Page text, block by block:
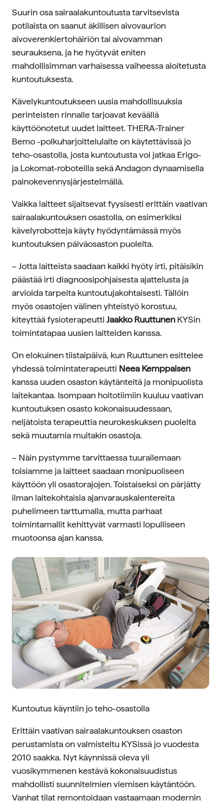
Suurin osa sairaalakuntoutusta tarvitsevista
potilaista on saanut äkillisen aivovaurion
aivoverenkiertohäiriön tai aivovamman
seurauksena, ja he hyötyvät eniten
mahdollisimman varhaisessa vaiheessa aloitetusta
kuntoutuksesta.
Kävelykuntoutukseen uusia mahdollisuuksia
perinteisten rinnalle tarjoavat keväällä
käyttöönotetut uudet laitteet. THERA-Trainer
Bemo -polkuharjoittelulaite on käytettävissä jo
teho-osastolla, josta kuntoutusta voi jatkaa Erigo-
ja Lokomat-roboteilla sekä Andagon dynaamisella
painokevennysjärjestelmällä.
Vaikka laitteet sijaitsevat fyysisesti erittäin vaativan
sairaalakuntouksen osastolla, on esimerkiksi
kävelyrobotteja käyty hyödyntämässä myös
kuntoutuksen päiväosaston puolelta.
– Jotta laitteista saadaan kaikki hyöty irti, pitäisikin
päästää irti diagnoosipohjaisesta ajattelusta ja
arvioida tarpeita kuntoutujakohtaisesti. Tällöin
myös osastojen välinen yhteistyö korostuu,
kiteyttää fysioterapeutti Jaakko Ruuttunen KYSin
toimintatapaa uusien laitteiden kanssa.
On elokuinen tiistaipäivä, kun Ruuttunen esittelee
yhdessä toimintaterapeutti Neea Kemppaisen
kanssa uuden osaston käytänteitä ja monipuolista
laitekantaa. Isompaan hoitotiimiin kuuluu vaativan
kuntoutuksen osasto kokonaisuudessaan,
neljätoista terapeuttia neurokeskuksen puolelta
sekä muutamia muitakin osastoja.
– Näin pystymme tarvittaessa tuurailemaan
toisiamme ja laitteet saadaan monipuoliseen
käyttöön yli osastorajojen. Toistaiseksi on pärjätty
ilman laitekohtaisia ajanvarauskalentereita
puhelimeen tarttumalla, mutta parhaat
toimintamallit kehittyvät varmasti lopulliseen
muotoonsa ajan kanssa.
Kuntoutus käyntiin jo teho-osastolla
Erittäin vaativan sairaalakuntouksen osaston
perustamista on valmisteltu KYSissä jo vuodesta
2010 saakka. Nyt käynnissä oleva yli
vuosikymmenen kestävä kokonaisuudistus
mahdollisti suunnitelmien viemisen käytäntöön.
Vanhat tilat remontoidaan vastaamaan modernin